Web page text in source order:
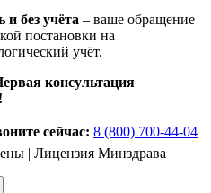
без учёта – ваше обращение
постановки на
учёт.
консультация
сейчас: 8 (800) 700-44-04
| Лицензия Минздрава